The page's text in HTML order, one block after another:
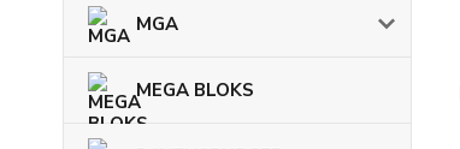
MGA
MEGA BLOKS